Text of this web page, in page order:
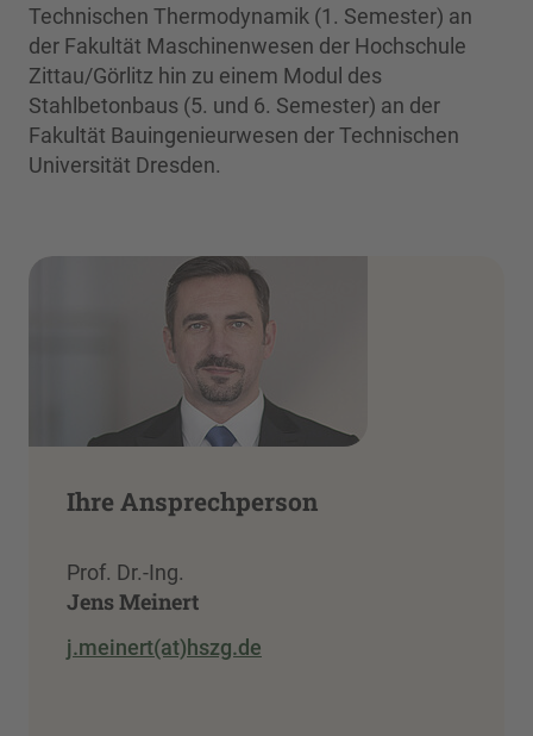
Technischen Thermodynamik (1. Semester) an
der Fakultät Maschinenwesen der Hochschule
Zittau/Görlitz hin zu einem Modul des
Stahlbetonbaus (5. und 6. Semester) an der
Fakultät Bauingenieurwesen der Technischen
Universität Dresden.
Ihre Ansprechperson
Prof. Dr.-Ing.
Jens Meinert
j.meinert(at)hszg.de